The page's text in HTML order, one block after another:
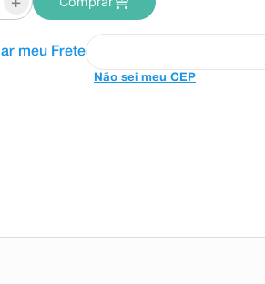
Não sei meu CEP